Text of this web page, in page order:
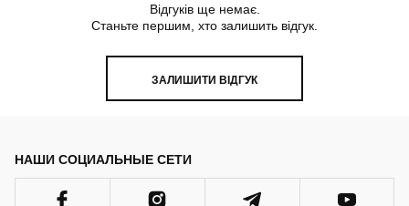
Відгуків ще немає.
Станьте першим, хто залишить відгук.
ЗАЛИШИТИ ВІДГУК
НАШИ СОЦИАЛЬНЫЕ СЕТИ